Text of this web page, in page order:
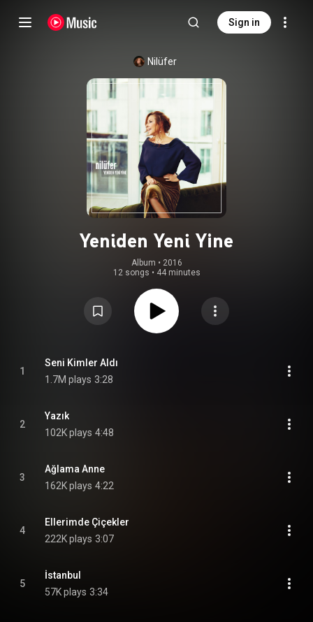
Sign in
Nilüfer
Yeniden Yeni Yine
Album • 2016
12 songs • 44 minutes
1
Seni Kimler Aldı
1.7M plays 3:28
2
Yazık
102K plays 4:48
3
Ağlama Anne
162K plays 4:22
4
Ellerimde Çiçekler
222K plays 3:07
5
İstanbul
57K plays 3:34